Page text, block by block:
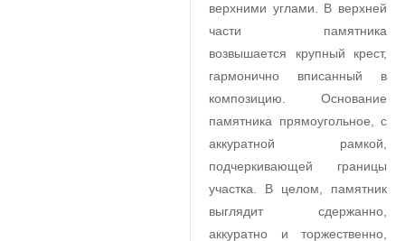
верхними углами. В верхней
части памятника
возвышается крупный крест,
гармонично вписанный в
композицию. Основание
памятника прямоугольное, с
аккуратной рамкой,
подчеркивающей границы
участка. В целом, памятник
выглядит сдержанно,
аккуратно и торжественно,